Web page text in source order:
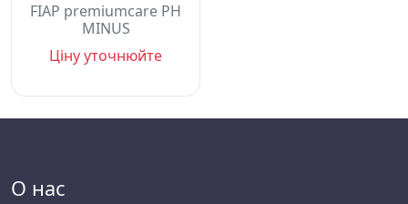
FIAP premiumcare PH
MINUS
Ціну уточнюйте
О нас